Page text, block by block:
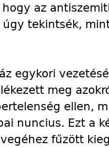
az
tekintsék,
egykori
meg
ellen,
nuncius. Ezt a
fűzött